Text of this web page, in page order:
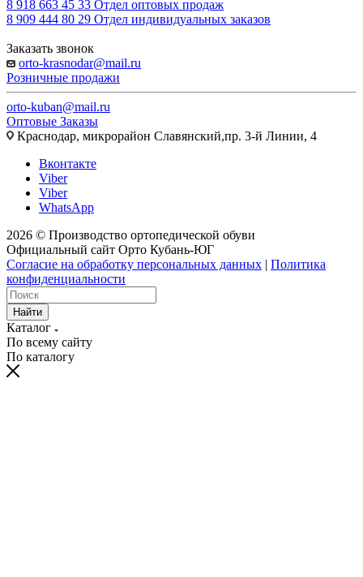
8 918 663 45 33 Отдел оптовых продаж
8 909 444 80 29 Отдел индивидуальных заказов
Заказать звонок
orto-krasnodar@mail.ru
Розничные продажи
orto-kuban@mail.ru
Оптовые Заказы
Краснодар, микрорайон Славянский,пр. 3-й Линии, 4
Вконтакте
Viber
Viber
WhatsApp
2026 © Производство ортопедической обуви
Официальный сайт Орто Кубань-ЮГ
Согласие на обработку персональных данных | Политика
конфиденциальности
Найти
Каталог
По всему сайту
По каталогу